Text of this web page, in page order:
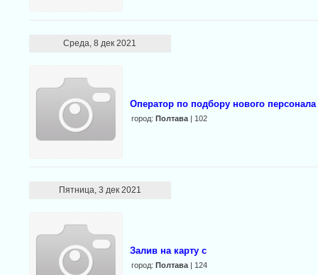
Среда, 8 дек 2021
Оператор по подбору нового
город: Полтава| 102
Пятница, 3 дек 2021
Залив на карту с
город: Полтава| 124